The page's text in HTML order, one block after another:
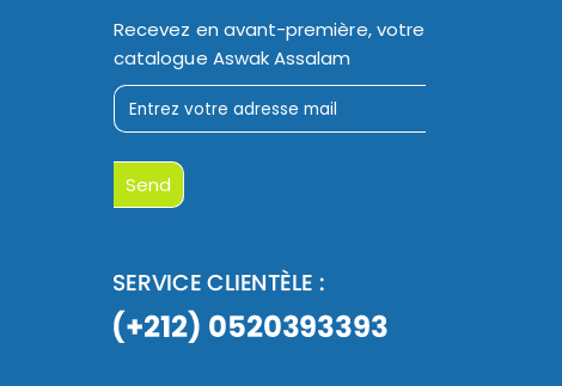
Recevez en avant-première, votre
catalogue Aswak Assalam